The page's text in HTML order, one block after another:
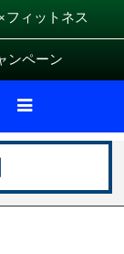
× フィットネス
ンペーン